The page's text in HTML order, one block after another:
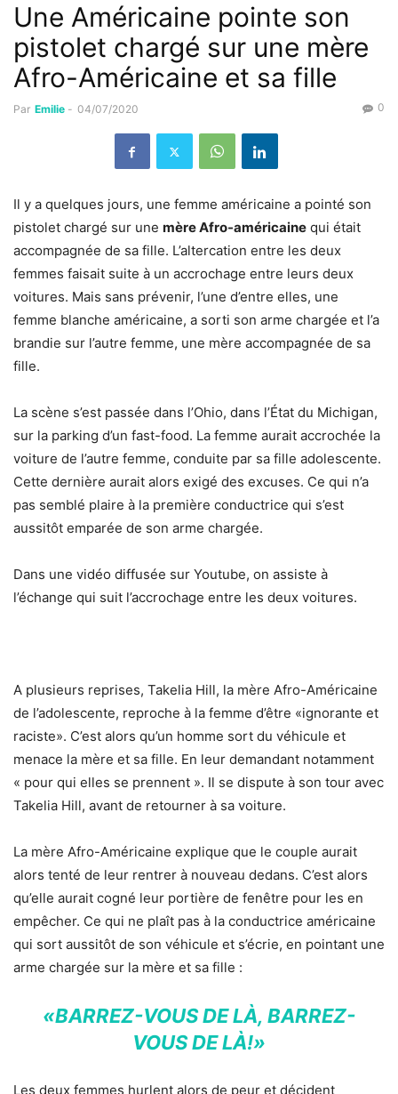
Une Américaine pointe son
pistolet chargé sur une mère
Afro-Américaine et sa fille
Par Emilie - 04/07/2020 0
Il y a quelques jours, une femme américaine a pointé son
pistolet chargé sur une mère Afro-américaine qui était
accompagnée de sa fille. L’altercation entre les deux
femmes faisait suite à un accrochage entre leurs deux
voitures. Mais sans prévenir, l’une d’entre elles, une
femme blanche américaine, a sorti son arme chargée et l’a
brandie sur l’autre femme, une mère accompagnée de sa
fille.
La scène s’est passée dans l’Ohio, dans l’État du Michigan,
sur la parking d’un fast-food. La femme aurait accrochée la
voiture de l’autre femme, conduite par sa fille adolescente.
Cette dernière aurait alors exigé des excuses. Ce qui n’a
pas semblé plaire à la première conductrice qui s’est
aussitôt emparée de son arme chargée.
Dans une vidéo diffusée sur Youtube, on assiste à
l’échange qui suit l’accrochage entre les deux voitures.
A plusieurs reprises, Takelia Hill, la mère Afro-Américaine
de l’adolescente, reproche à la femme d’être «ignorante et
raciste». C’est alors qu’un homme sort du véhicule et
menace la mère et sa fille. En leur demandant notamment
« pour qui elles se prennent ». Il se dispute à son tour avec
Takelia Hill, avant de retourner à sa voiture.
La mère Afro-Américaine explique que le couple aurait
alors tenté de leur rentrer à nouveau dedans. C’est alors
qu’elle aurait cogné leur portière de fenêtre pour les en
empêcher. Ce qui ne plaît pas à la conductrice américaine
qui sort aussitôt de son véhicule et s’écrie, en pointant une
arme chargée sur la mère et sa fille :
«BARREZ-VOUS DE LÀ, BARREZ-
VOUS DE LÀ!»
Les deux femmes hurlent alors de peur et décident